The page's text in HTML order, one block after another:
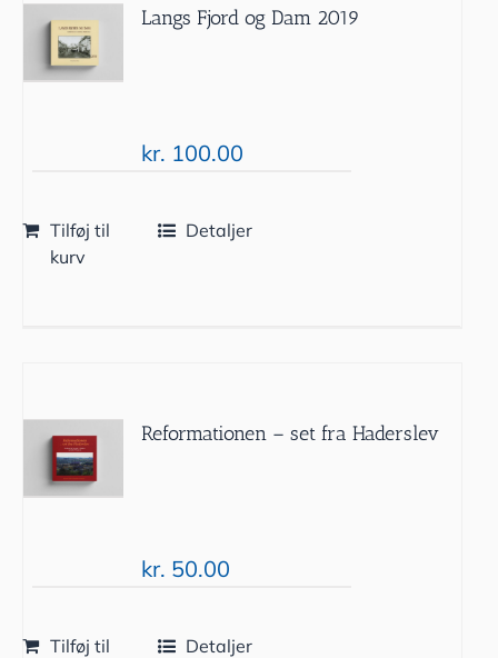
Langs Fjord og Dam 2019
kr. 100.00
Tilføj til
kurv
Detaljer
Reformationen – set fra Haderslev
kr. 50.00
Tilføj til
Detaljer